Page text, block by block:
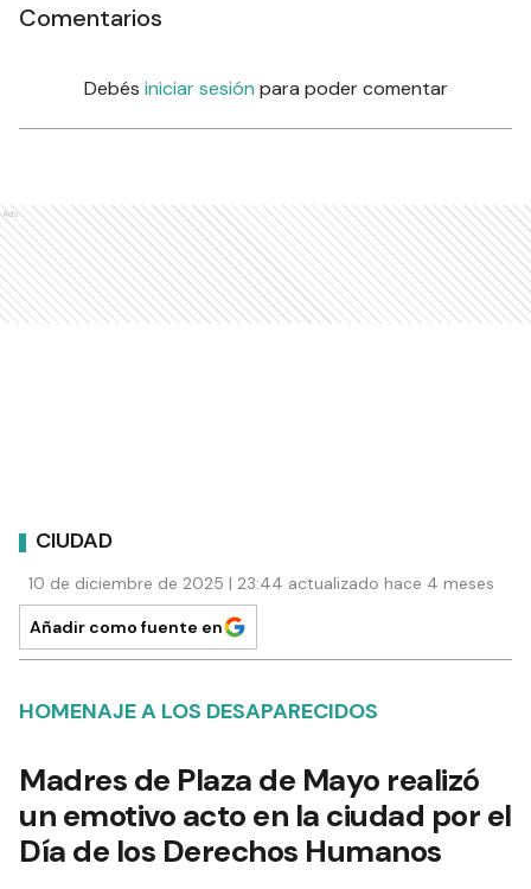
Comentarios
Debés iniciar sesión para poder comentar
Ads
CIUDAD
10 de diciembre de 2025 | 23:44 actualizado hace 4 meses
Añadir como fuente en
HOMENAJE A LOS DESAPARECIDOS
Madres de Plaza de Mayo realizó
un emotivo acto en la ciudad por el
Día de los Derechos Humanos